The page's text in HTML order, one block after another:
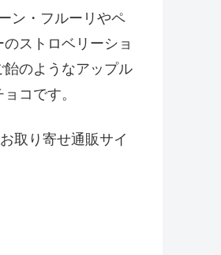
ン・フルーリやペ
ストロベリーショ
のようなアップル
コです。
取り寄せ通販サイ